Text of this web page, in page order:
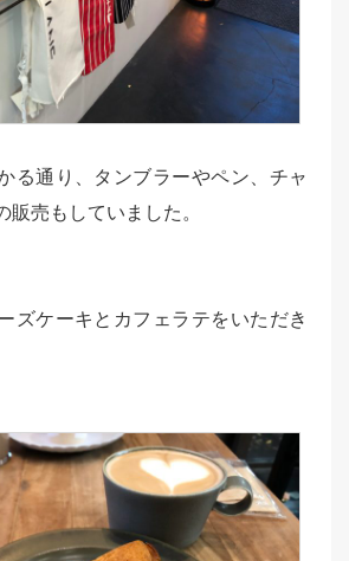
る通り、タンブラーやペン、チャ
販売もしていました。
ズケーキとカフェラテをいただき